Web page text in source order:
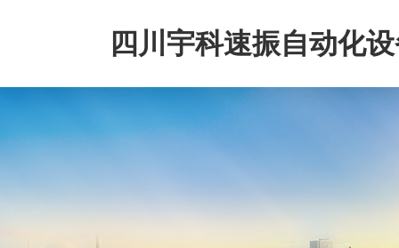
四川宇科速振自动化
公司